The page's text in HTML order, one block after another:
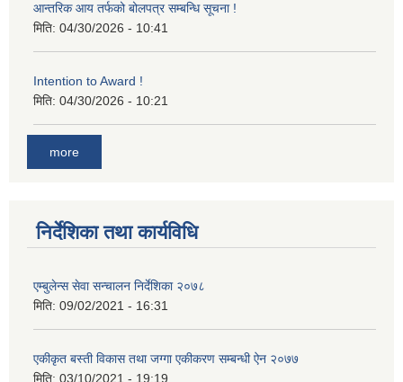
आन्तरिक आय तर्फको बोलपत्र सम्बन्धि सूचना !
मिति: 04/30/2026 - 10:41
Intention to Award !
मिति: 04/30/2026 - 10:21
more
निर्देशिका तथा कार्यविधि
एम्बुलेन्स सेवा सन्चालन निर्देशिका २०७८
मिति: 09/02/2021 - 16:31
एकीकृत बस्ती विकास तथा जग्गा एकीकरण सम्बन्धी ऐन २०७७
मिति: 03/10/2021 - 19:19